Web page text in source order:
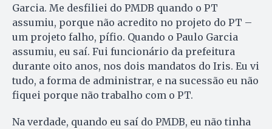
Garcia. Me desfiliei do PMDB quando o PT
assumiu, porque não acredito no projeto do PT –
um projeto falho, pífio. Quando o Paulo Garcia
assumiu, eu saí. Fui funcionário da prefeitura
durante oito anos, nos dois mandatos do Iris. Eu vi
tudo, a forma de administrar, e na sucessão eu não
fiquei porque não trabalho com o PT.
Na verdade, quando eu saí do PMDB, eu não tinha